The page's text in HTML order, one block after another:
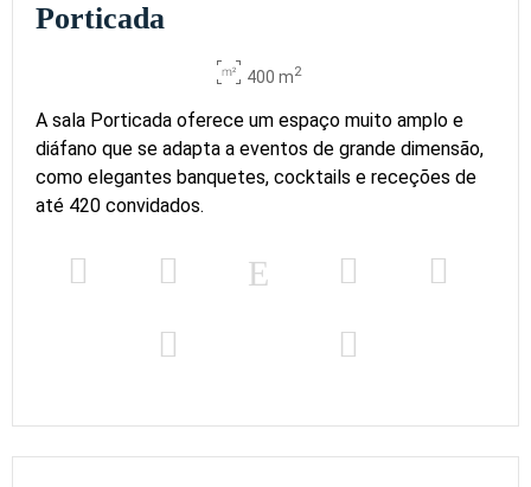
Porticada
400 m2
A sala Porticada oferece um espaço muito amplo e
diáfano que se adapta a eventos de grande dimensão,
como elegantes banquetes, cocktails e receções de
até 420 convidados.